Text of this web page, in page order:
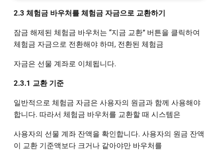
2.3 체험금 바우처를 체험금 자금으로 교환하기
잠금 해제된 체험금 바우처는 “지금 교환” 버튼을 클릭하여
체험금 자금으로 전환해야 하며, 전환된 체험금
자금은 선물 계좌로 이체됩니다.
2.3.1 교환 기준
일반적으로 체험금 자금은 사용자의 원금과 함께 사용해야
합니다. 따라서 체험금 바우처를 교환할 때 시스템은
사용자의 선물 계좌 잔액을 확인합니다. 사용자의 원금 잔액
이 교환 기준액보다 크거나 같아야만 바우처를